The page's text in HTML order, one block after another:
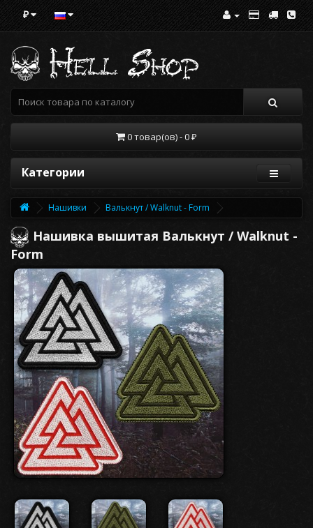
₽
0 товар(ов) - 0 ₽
Категории
Нашивки Валькнут / Walknut - Form
Нашивка вышитая Валькнут / Walknut -
Form